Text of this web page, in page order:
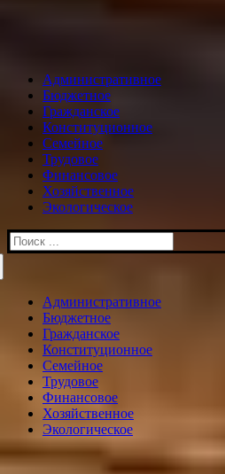
Административное
Бюджетное
Гражданское
Конституционное
Семейное
Трудовое
Финансовое
Хозяйственное
Экологическое
Искать:
Административное
Бюджетное
Гражданское
Конституционное
Семейное
Трудовое
Финансовое
Хозяйственное
Экологическое